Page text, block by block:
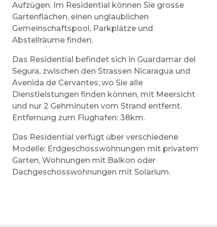
Aufzügen. Im Residential können Sie grosse
Gartenflächen, einen unglaublichen
Gemeinschaftspool, Parkplätze und
Abstellräume finden.
Das Residential befindet sich in Guardamar del
Segura, zwischen den Strassen Nicaragua und
Avenida de Cervantes, wo Sie alle
Dienstleistungen finden können, mit Meersicht
und nur 2 Gehminuten vom Strand entfernt.
Entfernung zum Flughafen: 38km.
Das Residential verfügt über verschiedene
Modelle: Erdgeschosswohnungen mit privatem
Garten, Wohnungen mit Balkon oder
Dachgeschosswohnungen mit Solarium.